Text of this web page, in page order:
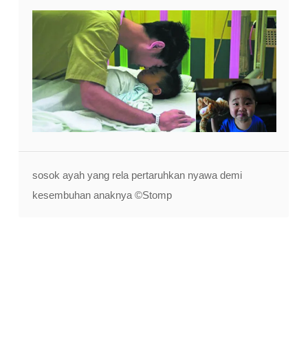
sosok ayah yang rela pertaruhkan nyawa demi
kesembuhan anaknya ©Stomp